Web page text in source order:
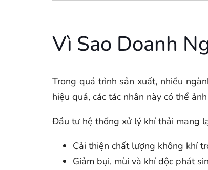
Vì Sao Doanh
Trong quá trình sản xuất, nhiều
hiệu quả, các tác nhân này có thể
Đầu tư hệ thống xử lý khí thải mang
Cải thiện chất lượng không khí
Giảm bụi, mùi và khí độc phát